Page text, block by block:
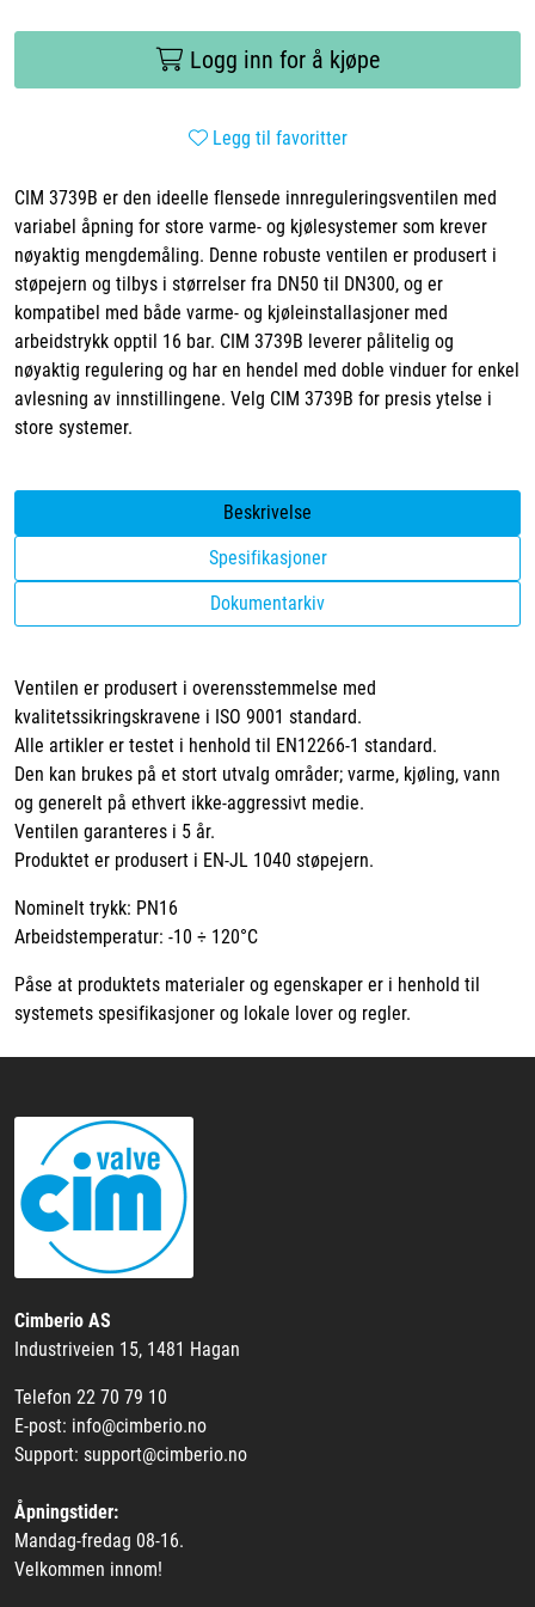
Logg inn for å kjøpe
Legg til favoritter
CIM 3739B er den ideelle flensede innreguleringsventilen med
variabel åpning for store varme- og kjølesystemer som krever
nøyaktig mengdemåling. Denne robuste ventilen er produsert i
støpejern og tilbys i størrelser fra DN50 til DN300, og er
kompatibel med både varme- og kjøleinstallasjoner med
arbeidstrykk opptil 16 bar. CIM 3739B leverer pålitelig og
nøyaktig regulering og har en hendel med doble vinduer for enkel
avlesning av innstillingene. Velg CIM 3739B for presis ytelse i
store systemer.
Beskrivelse
Spesifikasjoner
Dokumentarkiv
Ventilen er produsert i overensstemmelse med
kvalitetssikringskravene i ISO 9001 standard.
Alle artikler er testet i henhold til EN12266-1 standard.
Den kan brukes på et stort utvalg områder; varme, kjøling, vann
og generelt på ethvert ikke-aggressivt medie.
Ventilen garanteres i 5 år.
Produktet er produsert i EN-JL 1040 støpejern.
Nominelt trykk: PN16
Arbeidstemperatur: -10 ÷ 120°C
Påse at produktets materialer og egenskaper er i henhold til
systemets spesifikasjoner og lokale lover og regler.
Cimberio AS
Industriveien 15, 1481 Hagan
Telefon 22 70 79 10
E-post: info@cimberio.no
Support: support@cimberio.no
Åpningstider:
Mandag-fredag 08-16.
Velkommen innom!